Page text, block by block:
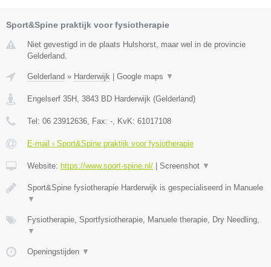
Sport&Spine praktijk voor fysiotherapie
Niet gevestigd in de plaats Hulshorst, maar wel in de provincie
Gelderland.
Gelderland » Harderwijk | Google maps ▼
Engelserf 35H 3843 BD Harderwijk (Gelderland)
Tel: 06 23912636 , Fax: - , KvK: 61017108
E-mail › Sport&Spine praktijk voor fysiotherapie
Website: https://www.sport-spine.nl/ | Screenshot ▼
Sport&Spine fysiotherapie Harderwijk is gespecialiseerd in Manuele
▼
Fysiotherapie, Sportfysiotherapie, Manuele therapie, Dry Needling,
▼
Openingstijden ▼